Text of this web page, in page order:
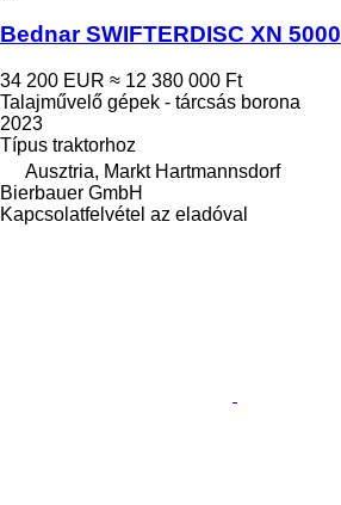
Bednar SWIFTERDISC XN 5000
34 200 EUR ≈ 12 380 000 Ft
Talajművelő gépek - tárcsás borona
2023
Típus traktorhoz
Ausztria, Markt Hartmannsdorf
Bierbauer GmbH
Kapcsolatfelvétel az eladóval